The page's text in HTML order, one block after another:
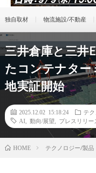
独自取材 物流施設/不動産
三井倉庫と三井
たコンテナター
地実証開始
2025.12.02 15:18:24
テ
AI
動向/展望 プレスリリー
HOME テクノロジー/製品